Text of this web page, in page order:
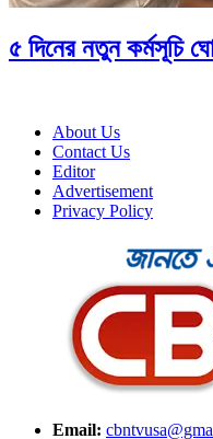
৫ দিনের নতুন কর্মসূচি
About Us
Contact Us
Editor
Advertisement
Privacy Policy
Email: